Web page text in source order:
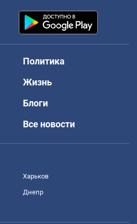
Политика
Жизнь
Блоги
Все новости
Харьков
Днепр